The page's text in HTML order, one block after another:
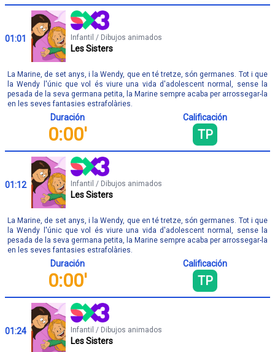
01:01 Infantil / Dibujos animados
Les Sisters
La Marine, de set anys, i la Wendy, que en té tretze, són germanes. Tot i que
la Wendy l'únic que vol és viure una vida d'adolescent normal, sense la
pesada de la seva germana petita, la Marine sempre acaba per arrossegar-la
en les seves fantasies estrafolàries.
Duración
0:00'
Calificación
TP
01:12 Infantil / Dibujos animados
Les Sisters
La Marine, de set anys, i la Wendy, que en té tretze, són germanes. Tot i que
la Wendy l'únic que vol és viure una vida d'adolescent normal, sense la
pesada de la seva germana petita, la Marine sempre acaba per arrossegar-la
en les seves fantasies estrafolàries.
Duración
0:00'
Calificación
TP
01:24 Infantil / Dibujos animados
Les Sisters